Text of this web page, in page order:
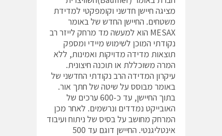
מציגה חיישן חדשני וקומפקטי למדידת
משטחים. החיישן החדש של באומר
MESAX הוא למעשה מד מרחק לייזר רב
נקודתי המוכן לשימוש מיידי ומספק
תוצאות מדידה מדויקות ואמינות, ללא
המרה משוכללת או תוכנה חיצונית.
עיקרון המדידה הרב נקודתי החדשני של
באומר מבוסס על שיטה של חתך אור.
בתוך החיישן, עד כ-600 ערכים של
האובייקט נמדדים ונרשמים. לאחר מכן
המרחק מחושב על בסיס של ניתוח ועיבוד
אינטליגנטי. החיישן דוגם עד 500